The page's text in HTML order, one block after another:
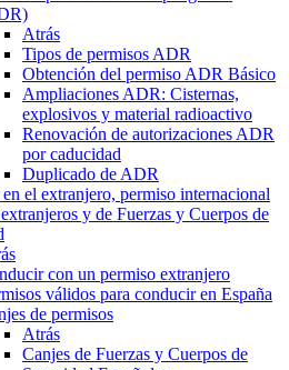
Atrás
Tipos de permisos ADR
Obtención del permiso ADR Básico
Ampliaciones ADR: Cisternas,
explosivos y material radioactivo
Renovación de autorizaciones ADR
por caducidad
Duplicado de ADR
el extranjero, permiso internacional
y de Fuerzas y Cuerpos de
con un permiso extranjero
válidos para conducir en España
de permisos
Atrás
Canjes de Fuerzas y Cuerpos de